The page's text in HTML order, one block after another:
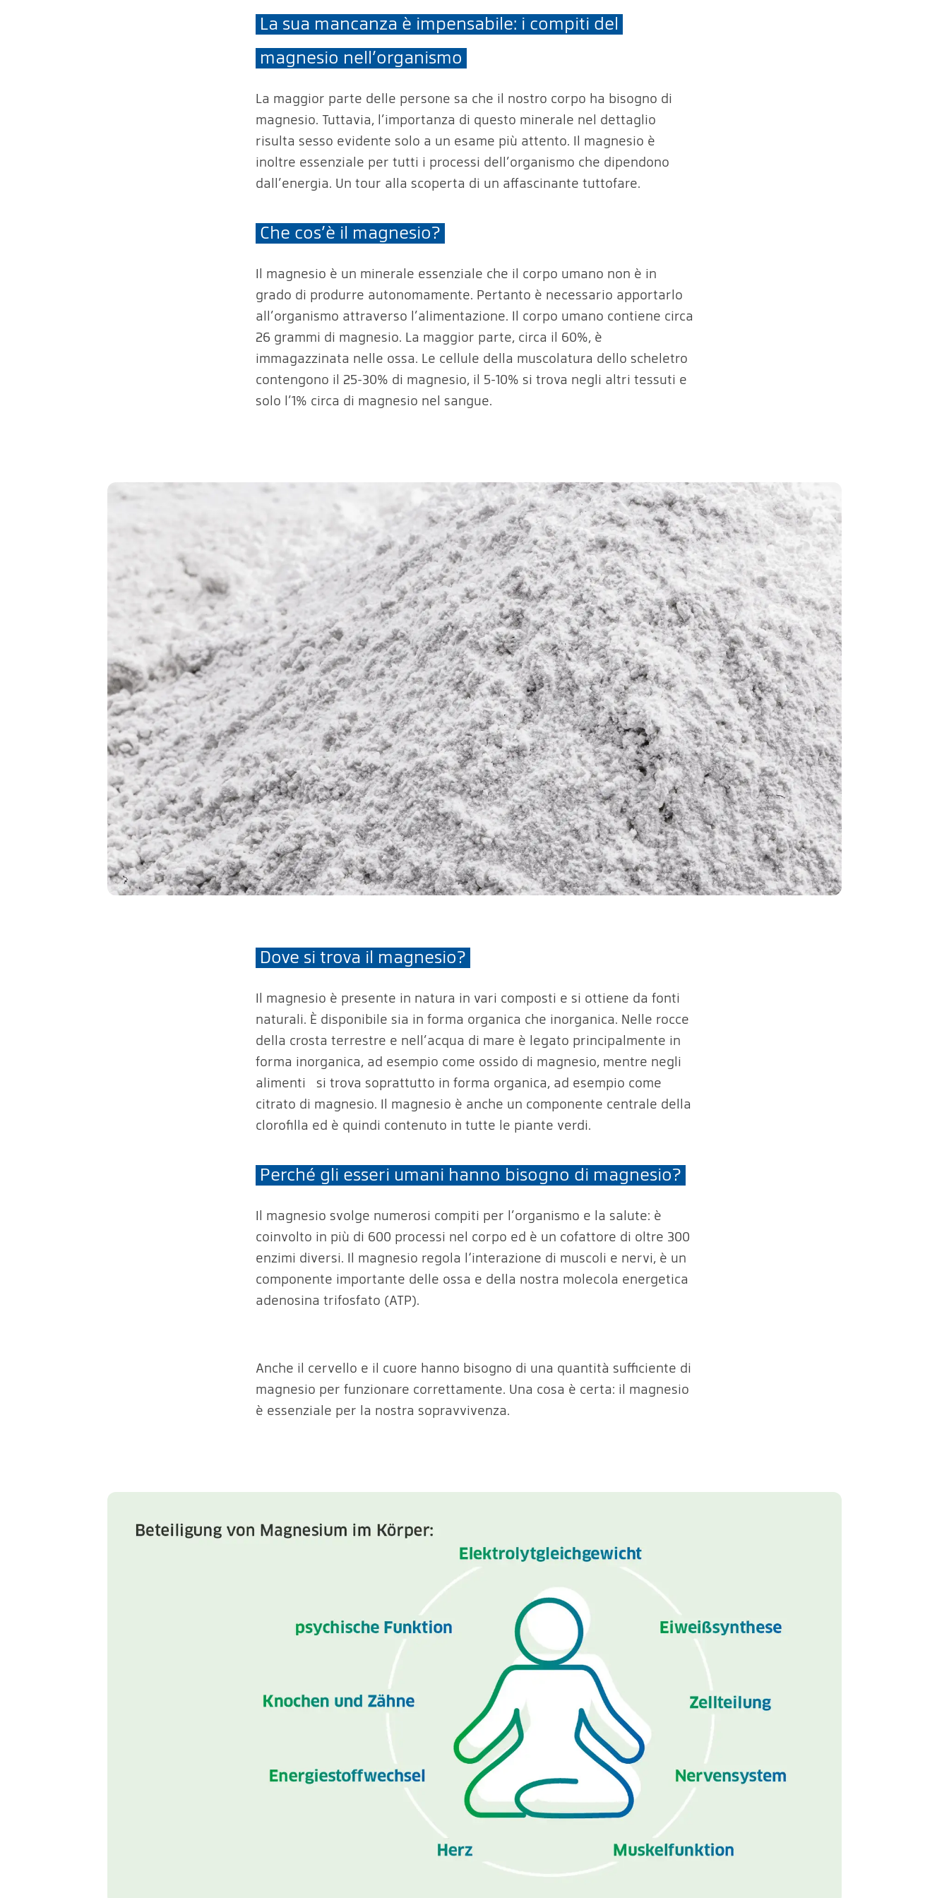
La sua mancanza è impensabile: i compiti del
magnesio nell’organismo
La maggior parte delle persone sa che il nostro corpo ha bisogno di
magnesio. Tuttavia, l’importanza di questo minerale nel dettaglio
risulta sesso evidente solo a un esame più attento. Il magnesio è
inoltre essenziale per tutti i processi dell’organismo che dipendono
dall’energia. Un tour alla scoperta di un affascinante tuttofare.
Che cos’è il magnesio?
Il magnesio è un minerale essenziale che il corpo umano non è in
grado di produrre autonomamente. Pertanto è necessario apportarlo
all’organismo attraverso l’alimentazione. Il corpo umano contiene circa
26 grammi di magnesio. La maggior parte, circa il 60%, è
immagazzinata nelle ossa. Le cellule della muscolatura dello scheletro
contengono il 25-30% di magnesio, il 5-10% si trova negli altri tessuti e
solo l’1% circa di magnesio nel sangue.
Dove si trova il magnesio?
Il magnesio è presente in natura in vari composti e si ottiene da fonti
naturali. È disponibile sia in forma organica che inorganica. Nelle rocce
della crosta terrestre e nell’acqua di mare è legato principalmente in
forma inorganica, ad esempio come ossido di magnesio, mentre negli
alimenti
si trova soprattutto in forma organica, ad esempio come
citrato di magnesio. Il magnesio è anche un componente centrale della
clorofilla ed è quindi contenuto in tutte le piante verdi.
Perché gli esseri umani hanno bisogno di magnesio?
Il magnesio svolge numerosi compiti per l’organismo e la salute: è
coinvolto in più di 600 processi nel corpo ed è un cofattore di oltre 300
enzimi diversi. Il magnesio regola l‘interazione di muscoli e nervi, è un
componente importante delle ossa e della nostra molecola energetica
adenosina trifosfato (ATP).
Anche il cervello e il cuore hanno bisogno di una quantità sufficiente di
magnesio per funzionare correttamente. Una cosa è certa: il magnesio
è essenziale per la nostra sopravvivenza.